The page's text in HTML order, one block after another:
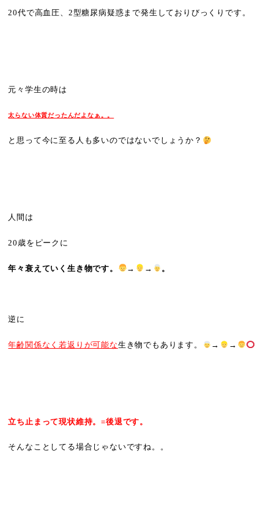
20代で高血圧、2型糖尿病疑惑まで発生しておりびっくりです。
元々学生の時は
太らない体質だったんだよなぁ。。
と思って今に至る人も多いのではないでしょうか？
人間は
20歳をピークに
年々衰えていく生き物です。 → → 。
逆に
年齢関係なく若返りが可能な生き物でもあります。 → →
立ち止まって現状維持。=後退です。
そんなことしてる場合じゃないですね。。